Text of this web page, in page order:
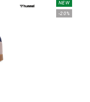
NEW
-20%